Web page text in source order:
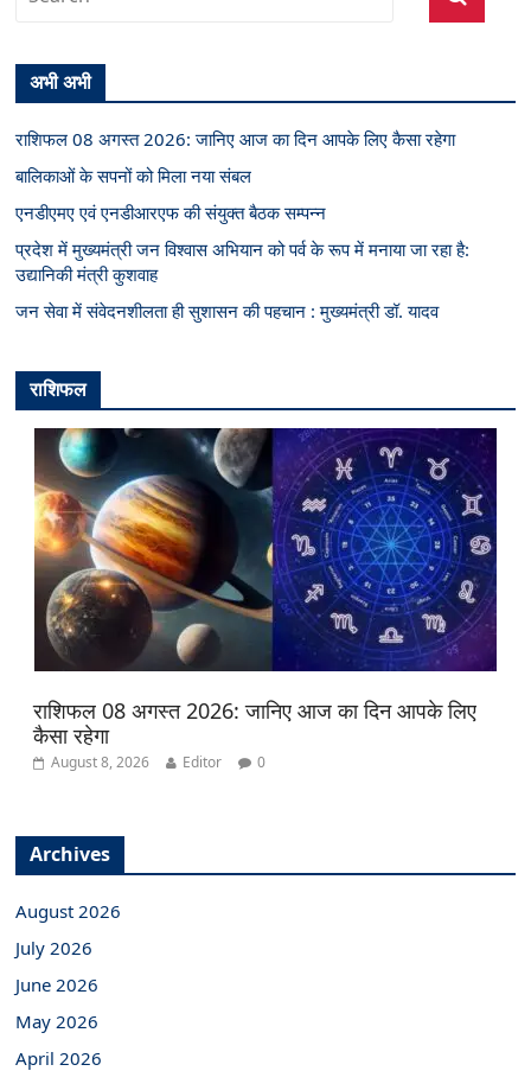
अभी अभी
राशिफल 08 अगस्त 2026: जानिए आज का दिन आपके लिए कैसा रहेगा
बालिकाओं के सपनों को मिला नया संबल
एनडीएमए एवं एनडीआरएफ की संयुक्त बैठक सम्पन्न
प्रदेश में मुख्यमंत्री जन विश्वास अभियान को पर्व के रूप में मनाया जा रहा है:
उद्यानिकी मंत्री कुशवाह
जन सेवा में संवेदनशीलता ही सुशासन की पहचान : मुख्यमंत्री डॉ. यादव
राशिफल
राशिफल 08 अगस्त 2026: जानिए आज का दिन आपके लिए
कैसा रहेगा
August 8, 2026 Editor 0
Archives
August 2026
July 2026
June 2026
May 2026
April 2026